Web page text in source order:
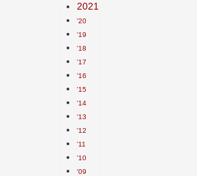
2021
'20
'19
'18
'17
'16
'15
'14
'13
'12
'11
'10
'09